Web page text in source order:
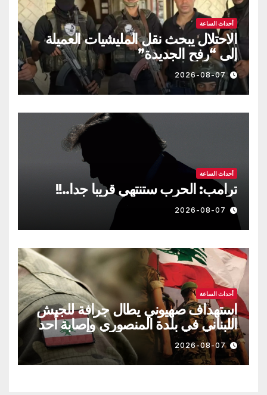
أحداث الساعة
الاحتلال يبحث نقل المليشيات العميلة
إلى “رفح الجديدة”
2026-08-07
أحداث الساعة
ترامب: الحرب ستنتهي قريبا جدا..!!
2026-08-07
أحداث الساعة
استهداف صهيوني يطال جرافة للجيش
اللبناني في بلدة المنصوري وإصابة أحد
العسكريين
2026-08-07